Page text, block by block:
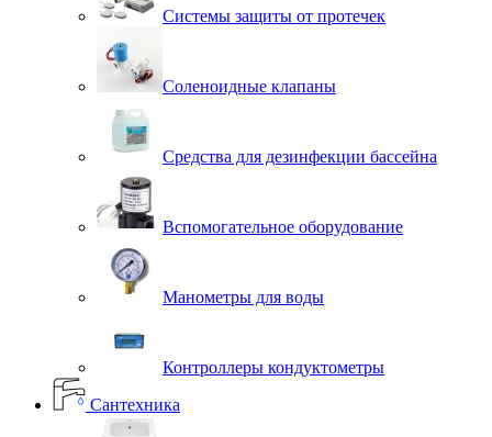
Системы защиты от протечек
Соленоидные клапаны
Средства для дезинфекции бассейна
Вспомогательное оборудование
Манометры для воды
Контроллеры кондуктометры
Сантехника